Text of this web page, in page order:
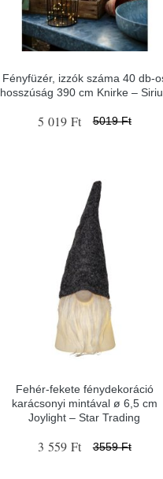
Fényfüzér, izzók száma 40 db-
hosszúság 390 cm Knirke –
5 019 Ft 5019 Ft
Fehér-fekete fénydekoráció
karácsonyi mintával ø 6,5 cm
Joylight – Star Trading
3 559 Ft 3559 Ft